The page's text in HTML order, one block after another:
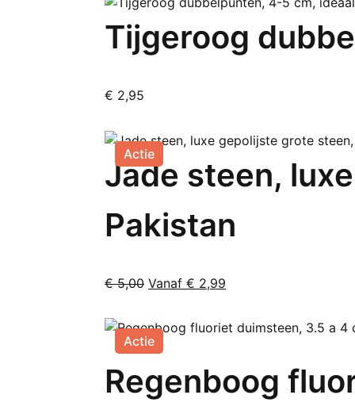
Tijgeroog
€ 2,95
Actie
Jade steen,
Pakistan
€5,00 Oorspronkelijke
was:
€ 5,00.
Vanaf € 2,99
is:
product
heeft
meerdere
variaties.
Deze
Actie
Regenboog